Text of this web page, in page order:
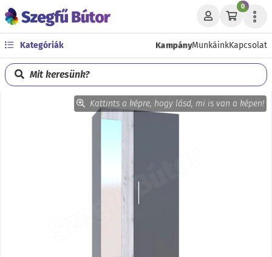
0
Kategóriák KampányMunkáinkKapcsolat
Mit keresünk?
Kattints a képre, hogy lásd, mi is van a képen!